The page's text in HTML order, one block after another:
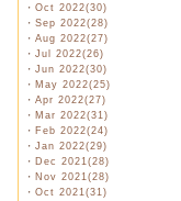
・ Oct 2022(30)
・ Sep 2022(28)
・ Aug 2022(27)
・ Jul 2022(26)
・ Jun 2022(30)
・ May 2022(25)
・ Apr 2022(27)
・ Mar 2022(31)
・ Feb 2022(24)
・ Jan 2022(29)
・ Dec 2021(28)
・ Nov 2021(28)
・ Oct 2021(31)